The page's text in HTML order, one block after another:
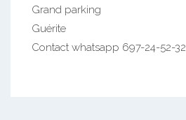
Grand parking
Guérite
Contact whatsapp 697-24-52-32